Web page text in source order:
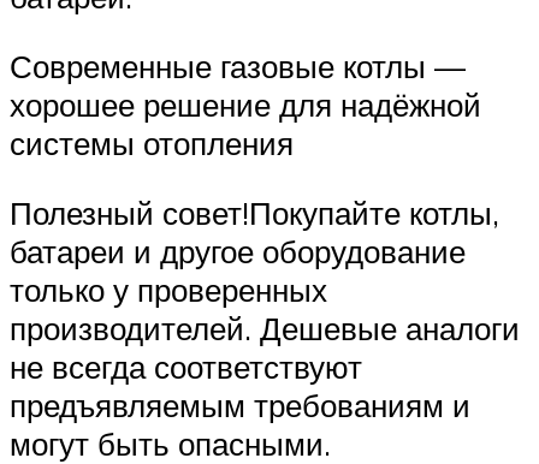
Современные газовые котлы —
хорошее решение для надёжной
системы отопления
Полезный совет!Покупайте котлы,
батареи и другое оборудование
только у проверенных
производителей. Дешевые аналоги
не всегда соответствуют
предъявляемым требованиям и
могут быть опасными.